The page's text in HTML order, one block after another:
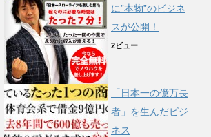
に”本物”のビジネ
スが公開！
2ビュー
「日本一の億万長
者」を生んだビジ
ネス